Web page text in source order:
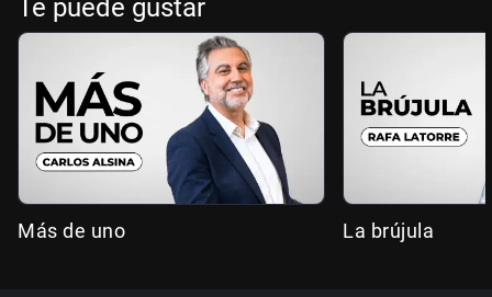
Te puede gustar
Más de uno La brújula